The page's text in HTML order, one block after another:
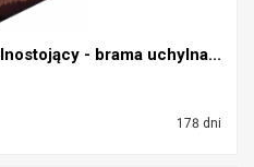
- brama uchylna...
178 dni